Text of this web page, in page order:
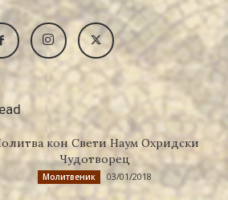
кон Свети Наум Охридски
Чудотворец
Молитвеник 03/01/2018